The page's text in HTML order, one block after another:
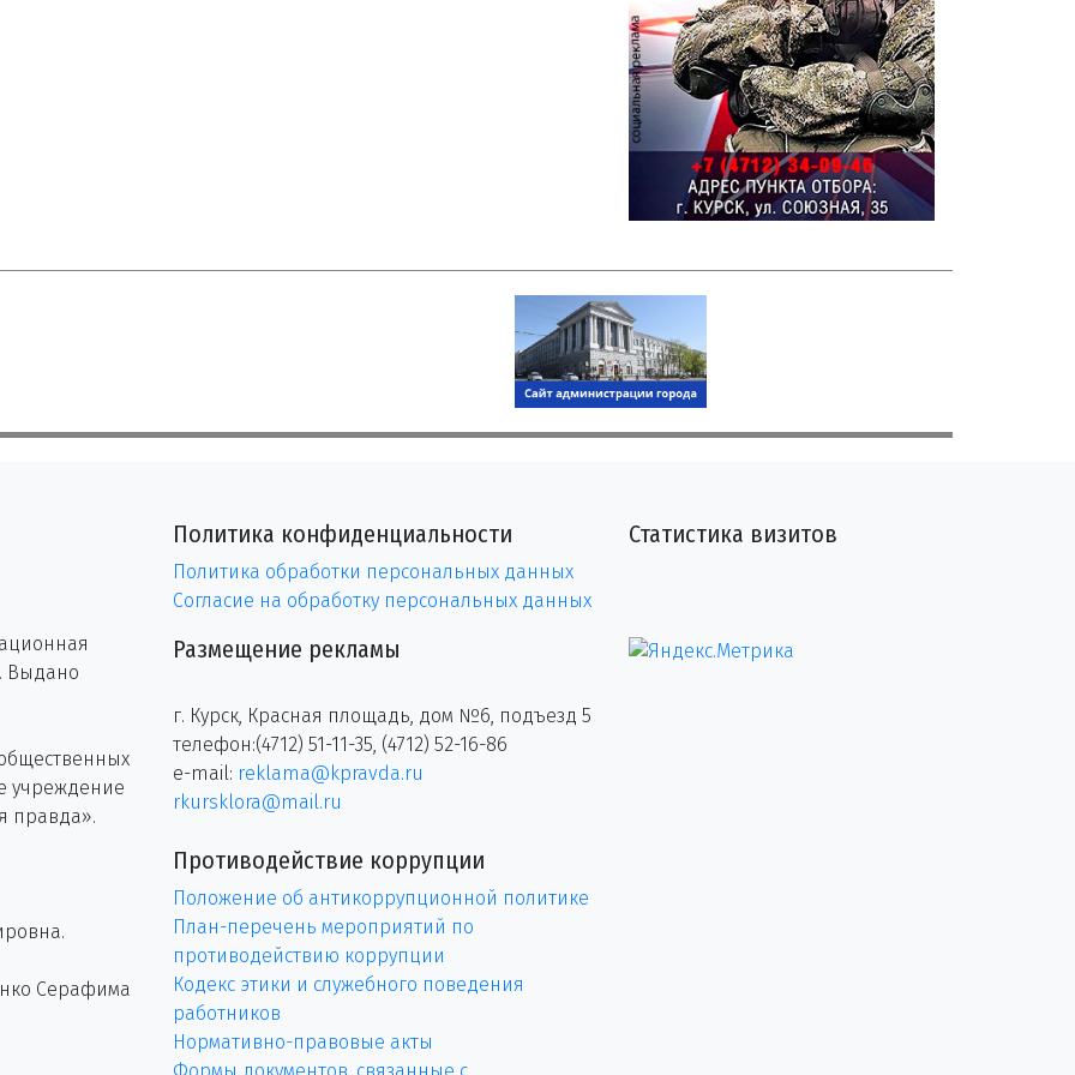
Выдано
учреждение
правда».
Серафима
Политика конфиденциальности
Политика обработки персональных данных
Согласие на обработку персональных данных
Размещение рекламы
г. Курск, Красная площадь, дом №6, подъезд 5
телефон:(4712) 51-11-35, (4712) 52-16-86
e-mail: reklama@kpravda.ru
rkursklora@mail.ru
Противодействие коррупции
Положение об антикоррупционной политике
План-перечень мероприятий по
противодействию коррупции
Кодекс этики и служебного поведения
работников
Нормативно-правовые акты
Статистика визитов